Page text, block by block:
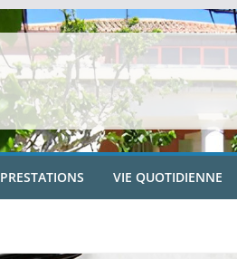
PRESTATIONS VIE QUOTIDIENNE